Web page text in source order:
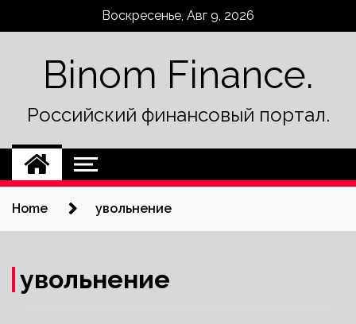
Воскресенье, Авг 9, 2026
Binom Finance.
Российский финансовый портал.
Home увольнение
увольнение